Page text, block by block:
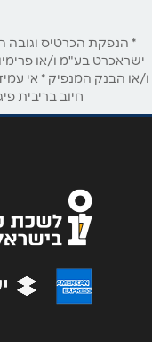
טלפון*
אימייל *
אנא חזרו אלי
הודעה*
* הנפקת הכרטיס וגובה
ישראכרט בע"מ ו/או
ו/או הבנק המנפיק * אי
חיוב בריבית